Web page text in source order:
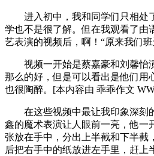
进入初中，我和同学们只相处
学也不是很了解。但在我观看了由
艺表演的视频后，啊！“原来我们
视频一开始是蔡嘉豪和刘馨怡
那么的好，但是可以看出是他们用
也很陶醉。 [本内容由 乖乖作文
在这些视频中最让我印象深刻
鑫的魔术表演让人眼前一亮，他一
张放在手中，分出上半截和下半截
后把右手中的纸放进左手里，赶上